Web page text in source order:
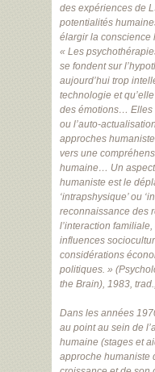
des expériences de
potentialités
élargir la conscience
« Les
se fondent sur
aujourd’hui trop
technologie et
des émotions… Elles
ou l’auto-
approches
vers une
humaine… Un
humaniste est le
‘intrapshysique’ ou
reconnaissance des
l’interaction
influences
considérations
politiques. »
the Brain), 1983,
Dans les années
au point au sein de
humaine (stages et
approche humaniste